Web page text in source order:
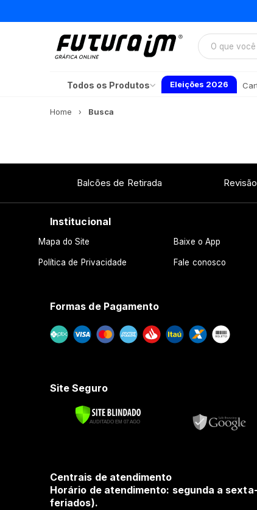
Todos os Produtos Eleições 2026
Home Busca
Balcões de Retirada
Institucional
Mapa do Site Baixe o App
Política de Privacidade Fale conosco
Formas de Pagamento
Site Seguro
Centrais de atendimento
Horário de atendimento: segunda a
feriados).